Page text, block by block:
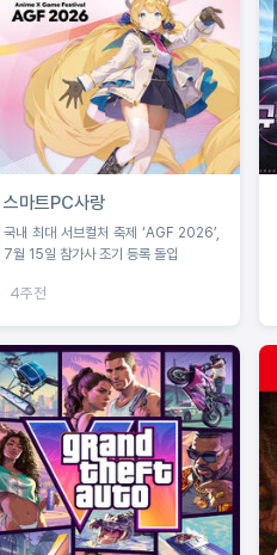
스마트PC사랑
국내 최대 서브컬처 축제 ‘AGF 2026’,
7월 15일 참가사 조기 등록 돌입
4주전